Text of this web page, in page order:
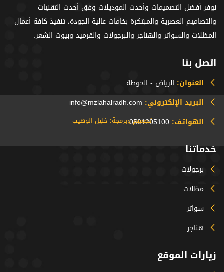
نوفر أفضل التصميمات وأحدث الموديلات وفق أحدث التقنيات
والتصاميم العصرية والمبتكرة بخامات عالية الجودة، تنفيذ كافة أعمال
المظلات والسواتر والهناجر والبرجولات والقرميد وبيوت الشعر.
اتصل بنا
العنوان: الرياض - الحوطة
البريد الإلكتروني: info@mzlahalradh.com
الهواتف: 0501205100
خدماتنا
برجولات
مظلات
سواتر
هناجر
زيارات الموقع
تصميم وبرمجة: خليل الوهيب